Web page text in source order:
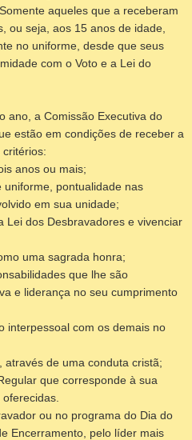
aqueles que a receberam
ou seja, aos 15 anos de idade,
no uniforme, desde que seus
com o Voto e a Lei do
ano, a Comissão Executiva do
estão em condições de receber a
anos ou mais;
uniforme, pontualidade nas
em sua unidade;
Lei dos Desbravadores e vivenciar
uma sagrada honra;
que lhe são
e liderança no seu cumprimento
interpessoal com os demais no
de uma conduta cristã;
que corresponde à sua
ou no programa do Dia do
Encerramento, pelo líder mais